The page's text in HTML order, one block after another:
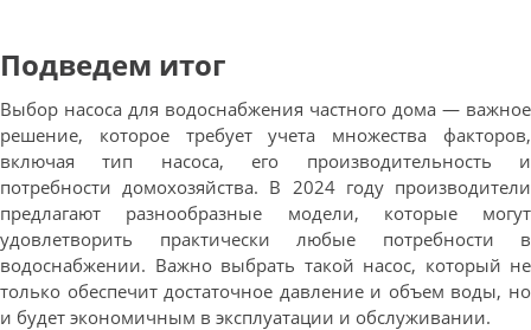
Подведем итог
Выбор насоса для водоснабжения частного дома — важное
решение, которое требует учета множества факторов,
включая тип насоса, его производительность и
потребности домохозяйства. В 2024 году производители
предлагают разнообразные модели, которые могут
удовлетворить практически любые потребности в
водоснабжении. Важно выбрать такой насос, который не
только обеспечит достаточное давление и объем воды, но
и будет экономичным в эксплуатации и обслуживании.